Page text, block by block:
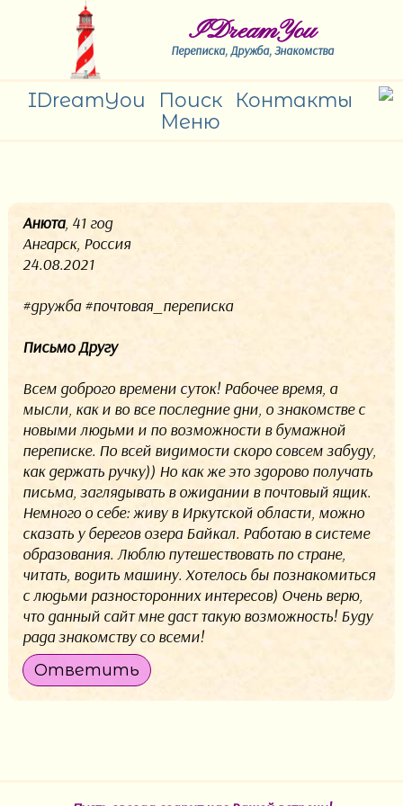
IDreamYou
Переписка, Дружба, Знакомства
IDreamYou Поиск
Контакты
Меню
Анюта, 41 год
Ангарск, Россия
24.08.2021
#дружба #почтовая_переписка
Письмо Другу
Всем доброго времени суток! Рабочее время, а
мысли, как и во все последние дни, о знакомстве с
новыми людьми и по возможности в бумажной
переписке. По всей видимости скоро совсем забуду,
как держать ручку)) Но как же это здорово получать
письма, заглядывать в ожидании в почтовый ящик.
Немного о себе: живу в Иркутской области, можно
сказать у берегов озера Байкал. Работаю в системе
образования. Люблю путешествовать по стране,
читать, водить машину. Хотелось бы познакомиться
с людьми разносторонних интересов) Очень верю,
что данный сайт мне даст такую возможность! Буду
рада знакомству со всеми!